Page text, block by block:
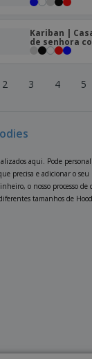
Kariban |
de senhora
2 3 4 5
aqui. Pode
precisa e adicionar o seu
o nosso processo de
tamanhos de